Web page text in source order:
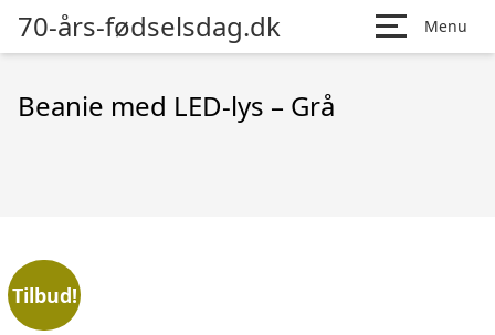
70-års-fødselsdag.dk Menu
Beanie med LED-lys – Grå
Tilbud!